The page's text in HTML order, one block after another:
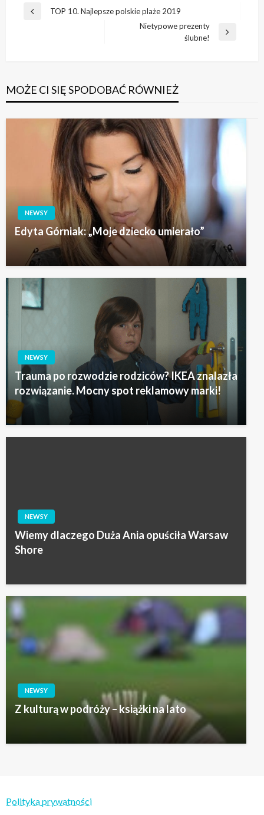
Nawigacja
Poprzedni
TOP 10. Najlepsze polskie plaże 2019
Nietypowe prezenty
ślubne!
MOŻE CI SIĘ SPODOBAĆ RÓWNIEŻ
NEWSY
Edyta Górniak: „Moje dziecko umierało”
NEWSY
Trauma po rozwodzie rodziców? IKEA znalazła
rozwiązanie. Mocny spot reklamowy marki!
NEWSY
Wiemy dlaczego Duża Ania opuściła Warsaw
Shore
NEWSY
Z kulturą w podróży – książki na lato
Polityka prywatności